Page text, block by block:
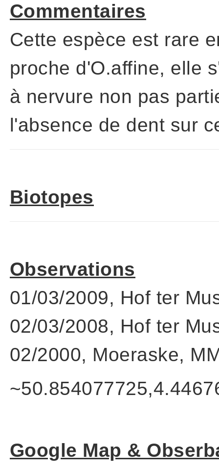
Commentaires
Cette espèce est rare
proche d'O.affine, elle
à nervure non pas
l'absence de dent sur
Biotopes
Observations
01/03/2009, Hof ter
02/03/2008, Hof ter
02/2000, Moeraske,
Google Map &